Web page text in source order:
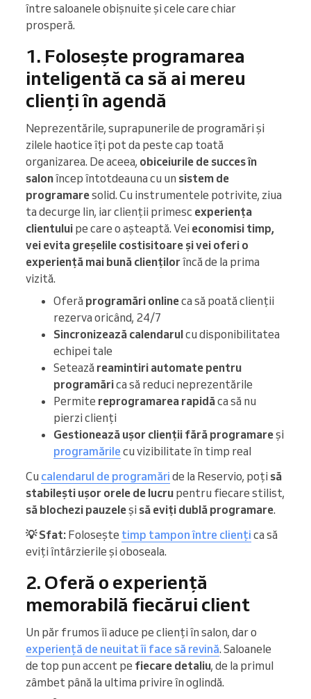
între saloanele obișnuite și cele care chiar
prosperă.
1. Folosește programarea
inteligentă ca să ai mereu
clienți în agendă
Neprezentările, suprapunerile de programări și
zilele haotice îți pot da peste cap toată
organizarea. De aceea, obiceiurile de succes în
salonîncep întotdeauna cu un sistem de
programaresolid. Cu instrumentele potrivite, ziua
ta decurge lin, iar clienții primesc experiența
clientului pe care o așteaptă. Vei economisi timp,
vei evita greșelile costisitoare și vei oferi o
experiență mai bună cliențilorîncă de la prima
vizită.
Oferă programări onlineca să poată clienții
rezerva oricând, 24/7
Sincronizează calendarulcu disponibilitatea
echipei tale
Setează reamintiri automate pentru
programărica să reduci neprezentările
Permite reprogramarea rapidăca să nu
pierzi clienți
Gestionează ușor clienții fără programareși
programările cu vizibilitate în timp real
Cu calendarul de programări de la Reservio, poți să
stabilești ușor orele de lucru pentru fiecare stilist,
să blochezi pauzeleși să eviți dublă programare.
💡 Sfat: Folosește timp tampon între clienți ca să
eviți întârzierile și oboseala.
2. Oferă o experiență
memorabilă fiecărui client
Un păr frumos îi aduce pe clienți în salon, dar o
experiență de neuitat îi face să revină. Saloanele
de top pun accent pe fiecare detaliu, de la primul
zâmbet până la ultima privire în oglindă.